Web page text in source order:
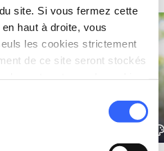
site. Si vous fermez cette
haut à droite, vous
les cookies strictement
de ce site seront stockés